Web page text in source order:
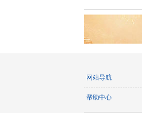
网站导航
帮助中心